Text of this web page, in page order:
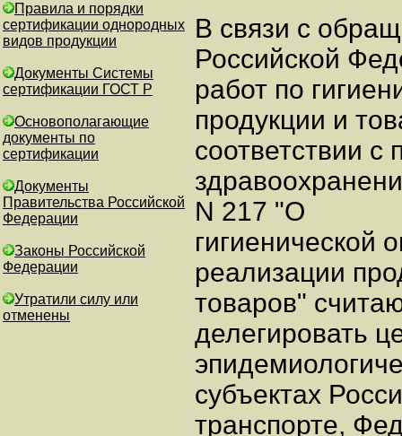
Правила и порядки
сертификации однородных
видов продукции
Документы Системы
сертификации ГОСТ Р
Основополагающие
документы по
сертификации
Документы
Правительства Российской
Федерации
Законы Российской
Федерации
Утратили силу или
отменены
В связи с
Российской
работ по
продукции и
соответствии с
N 217 "О
гигиенической
реализации
товаров"
делегировать
субъектах
транспорте,